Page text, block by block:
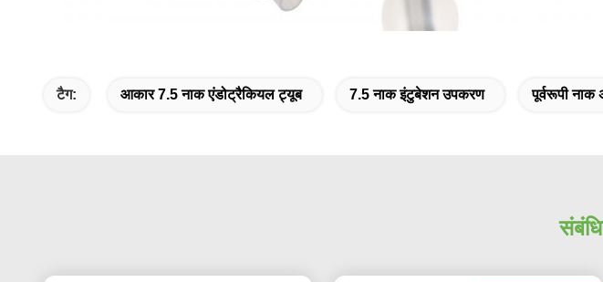
टैग: आकार 7.5 नाक एंडोट्रैकियल ट्यूब 7.5 नाक इंटुबेशन उपकरण पूर्वरूपी